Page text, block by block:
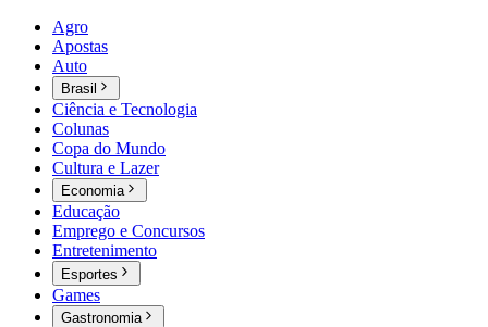
Agro
Apostas
Auto
Brasil
Ciência e Tecnologia
Colunas
Copa do Mundo
Cultura e Lazer
Economia
Educação
Emprego e Concursos
Entretenimento
Esportes
Games
Gastronomia